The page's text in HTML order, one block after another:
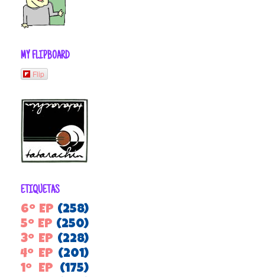
MY FLIPBOARD
Flip
ETIQUETAS
6º EP (258)
5º EP (250)
3º EP (228)
4º EP (201)
1º EP
(175)